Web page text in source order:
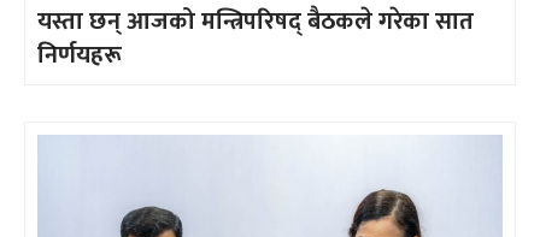
यस्ता छन् आजको मन्त्रिपरिषद् बैठकले गरेका सात
निर्णयहरू